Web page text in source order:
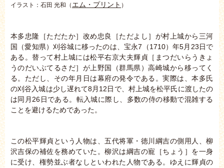
イラスト：石田 光和（ エム・プリント ）
本多忠隆［ただたか］改め忠良［ただよし］が村上城から三河
国（愛知県）刈谷城に移ったのは、宝永7（1710）年5月23日で
ある。替って村上城には松平右京大夫輝貞［まつだいらうきょ
うのだいぶてるさだ］が上野国（群馬県）高崎城から移ってく
る。ただし、その年月日は幕府の発令である。実際は、本多氏
の刈谷入城は少し遅れて8月12日で、村上城を松平氏に渡したの
は同月26日である。転入城に際し、多数の侍の移動で混雑する
ことを避けるためであった。
この松平輝貞という人物は、五代将軍・徳川綱吉の側用人、柳
沢吉保の補佐を務めていた。柳沢は綱吉の寵［ちょう］を一身
に受け、権勢並ぶ者なしといわれた人物である。ゆえに輝貞の